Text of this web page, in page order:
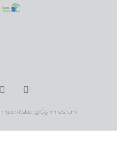
Freeriksborg Gymnasium